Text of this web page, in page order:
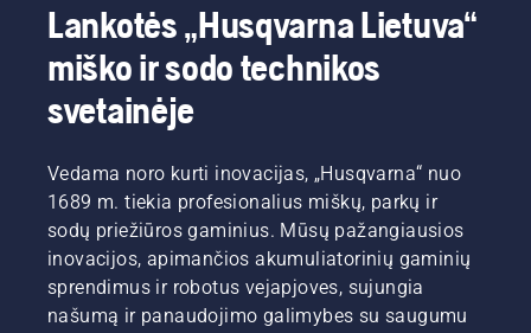
Lankotės „Husqvarna Lietuva“
miško ir sodo technikos
svetainėje
Vedama noro kurti inovacijas, „Husqvarna“ nuo
1689 m. tiekia profesionalius miškų, parkų ir
sodų priežiūros gaminius. Mūsų pažangiausios
inovacijos, apimančios akumuliatorinių gaminių
sprendimus ir robotus vejapjoves, sujungia
našumą ir panaudojimo galimybes su saugumu